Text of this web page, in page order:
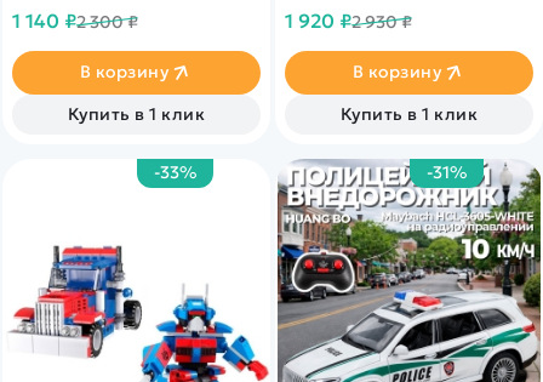
оригинал, а спортивные
наилучшее сцепление.
Машинкой можно управлять
как при помощи пульта
управления, так и
также можно выбрать один
из нескольких вариантов
1 140 ₽2 300 ₽
В корзину
Купить в 1 клик
1 920 ₽2 930 ₽
В корзину
Купить в 1 клик
-33% -31%